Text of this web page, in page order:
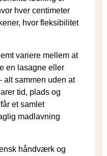
hver centimeter
hvor fleksibilitet
variere mellem at
en lasagne eller
alt sammen uden at
tid, plads og
et samlet
madlavning
håndværk og